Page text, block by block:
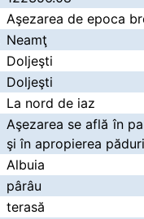
Aşezarea de epoca
Neamţ
Doljeşti
Doljeşti
La nord de iaz
Aşezarea se află în
şi în apropierea
Albuia
pârâu
terasă